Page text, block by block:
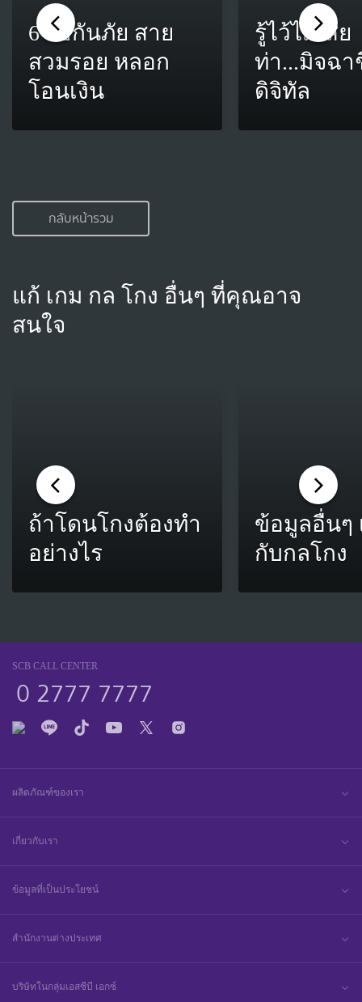
สาย
ลอก
รู้ไว้ไม่เสีย
ท่า...มิจฉาชีพยุค
กลับหน้ารวม
แก้ เกม กล โกง อื่นๆ ที่คุณอาจ
สนใจ
ถ้าโดนโกงต้องทำ
อย่างไร
ข้อมูลอื่นๆ
กับกลโกง
SCB CALL CENTER
0 2777 7777
ผลิตภัณฑ์ของเรา
เกี่ยวกับเรา
ข้อมูลที่เป็นประโยชน์
สำนักงานต่างประเทศ
บริษัทในกลุ่มเอสซีบี เอกซ์